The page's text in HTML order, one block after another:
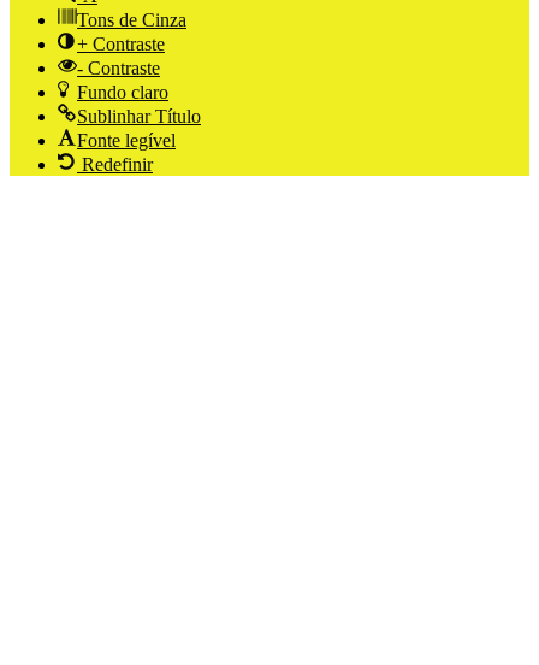
Tons de Cinza
+ Contraste
- Contraste
Fundo claro
Sublinhar Título
Fonte legível
Redefinir